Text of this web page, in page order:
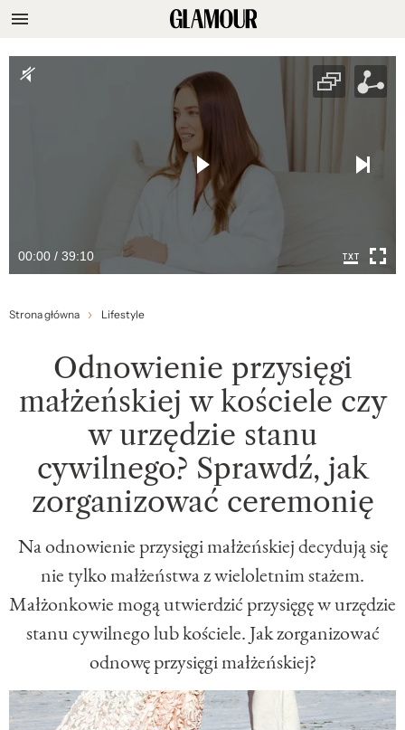
00:00 / 39:10
Strona główna Lifestyle
Odnowienie przysięgi
małżeńskiej w kościele czy
w urzędzie stanu
cywilnego? Sprawdź, jak
zorganizować ceremonię
Na odnowienie przysięgi małżeńskiej decydują się
nie tylko małżeństwa z wieloletnim stażem.
Małżonkowie mogą utwierdzić przysięgę w urzędzie
stanu cywilnego lub kościele. Jak zorganizować
odnowę przysięgi małżeńskiej?